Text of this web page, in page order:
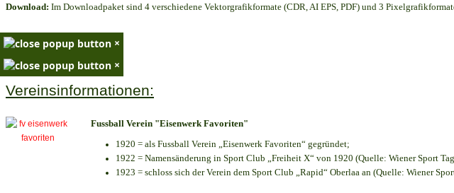
Download: Im Downloadpaket sind 4 verschiedene Vektorgrafikformate (CDR, AI EPS, PDF) und 3
×
×
Vereinsinformationen:
Fussball Verein "Eisenwerk Favoriten"
1920 = als Fussball Verein „Eisenwerk Favoriten“ gegründet;
1922 = Namensänderung in Sport Club „Freiheit X“ von 1920 (Quelle: Wiener Sport
1923 = schloss sich der Verein dem Sport Club „Rapid“ Oberlaa an (Quelle: Wiener